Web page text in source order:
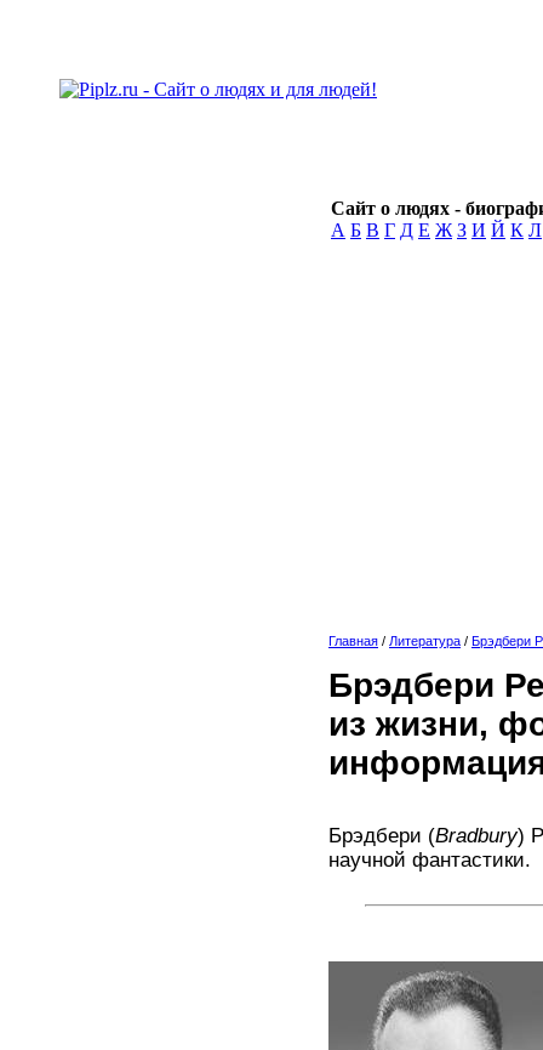
Сайт о людях -
А Б В Г Д Е Ж З И Й К Л
Главная / Литература / Брэдбери
Брэдбери
из жизни,
Брэдбери (Bradbury)
научной фантастики.